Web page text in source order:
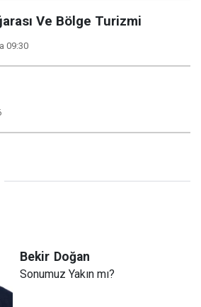
Ve Bölge Turizmi
09:30
Bekir Doğan
Sonumuz Yakın mı?